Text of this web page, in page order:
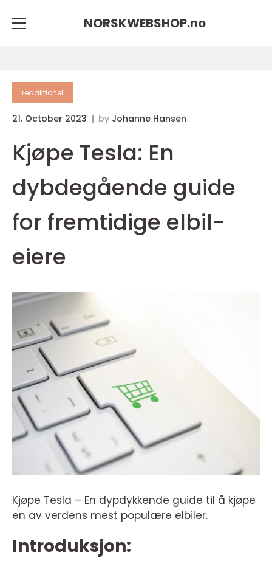
NORSKWEBSHOP.no
redaktionel
21. October 2023 by Johanne Hansen
Kjøpe Tesla: En
dybdegående guide
for fremtidige elbil-
eiere
Kjøpe Tesla – En dypdykkende guide til å kjøpe
en av verdens mest populære elbiler.
Introduksjon: